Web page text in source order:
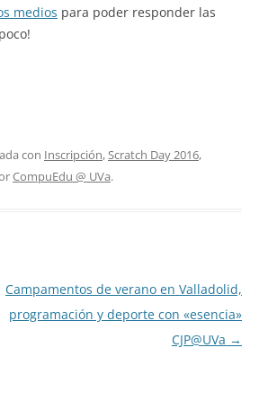
medios para poder responder las
con Inscripción,Scratch Day 2016,
CompuEdu @ UVa.
Campamentos de verano en Valladolid,
programación y deporte con «esencia»
CJP@UVa →